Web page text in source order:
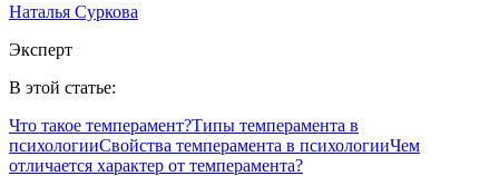
Наталья Суркова
Эксперт
В этой статье:
Что такое темперамент?Типы темперамента в
психологииСвойства темперамента в психологииЧем
отличается характер от темперамента?